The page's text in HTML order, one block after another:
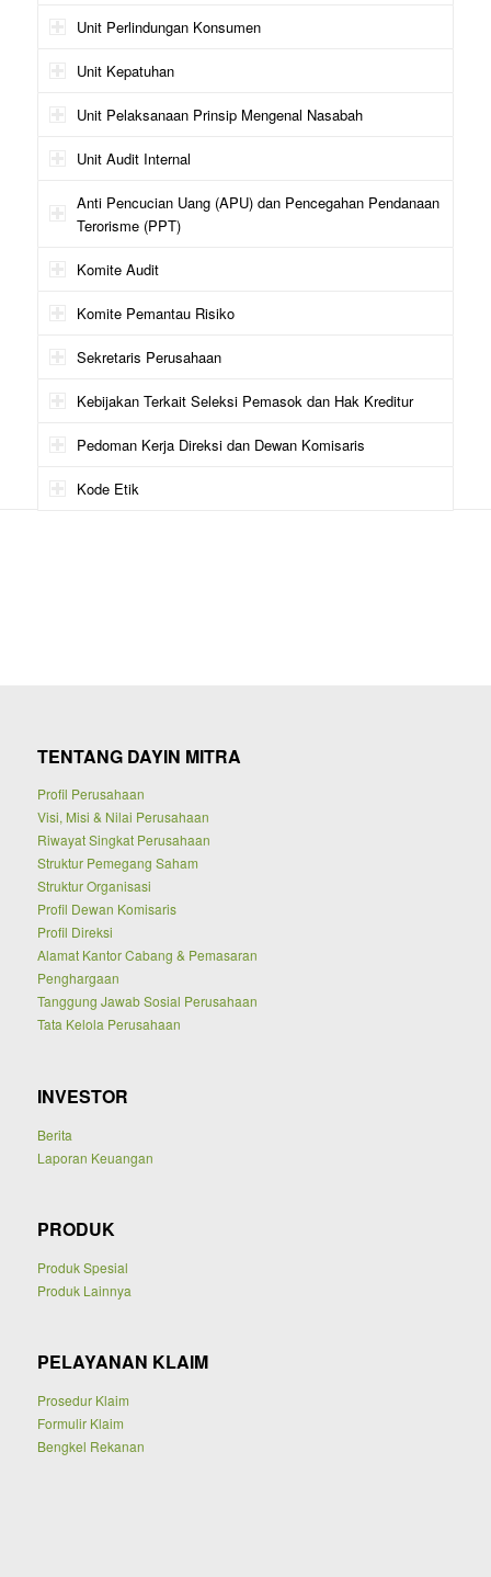
Unit Perlindungan Konsumen
Unit Kepatuhan
Unit Pelaksanaan Prinsip Mengenal Nasabah
Unit Audit Internal
Anti Pencucian Uang (APU) dan Pencegahan Pendanaan
Terorisme (PPT)
Komite Audit
Komite Pemantau Risiko
Sekretaris Perusahaan
Kebijakan Terkait Seleksi Pemasok dan Hak Kreditur
Pedoman Kerja Direksi dan Dewan Komisaris
Kode Etik
TENTANG DAYIN MITRA
Profil Perusahaan
Visi, Misi & Nilai Perusahaan
Riwayat Singkat Perusahaan
Struktur Pemegang Saham
Struktur Organisasi
Profil Dewan Komisaris
Profil Direksi
Alamat Kantor Cabang & Pemasaran
Penghargaan
Tanggung Jawab Sosial Perusahaan
Tata Kelola Perusahaan
INVESTOR
Berita
Laporan Keuangan
PRODUK
Produk Spesial
Produk Lainnya
PELAYANAN KLAIM
Prosedur Klaim
Formulir Klaim
Bengkel Rekanan